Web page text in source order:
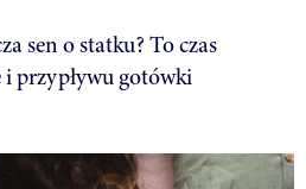
sen o statku? To czas
przypływu gotówki